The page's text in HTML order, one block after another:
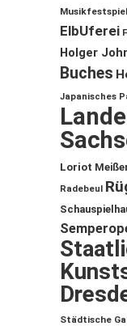
ElbUferei
Holger
Buches
Japanisches
Loriot
Radebeul
Städtische